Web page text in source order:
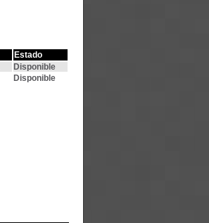
Estado
Disponible
Disponible